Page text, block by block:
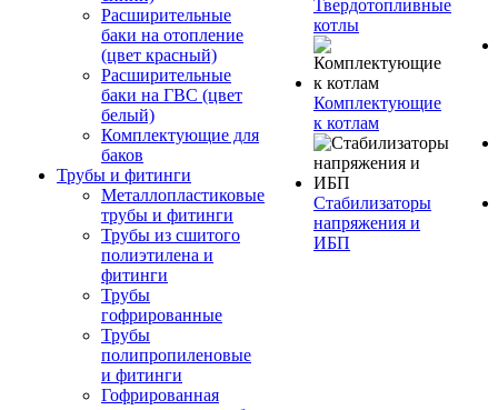
Расширительные
баки на отопление
(цвет красный)
Расширительные
баки на ГВС (цвет
белый)
Комплектующие для
баков
Трубы и фитинги
Металлопластиковые
трубы и фитинги
Трубы из сшитого
полиэтилена и
фитинги
Трубы
гофрированные
Трубы
полипропиленовые
и фитинги
Гофрированная
Твердотопливные
котлы
Комплектующие
к котлам
Стабилизаторы
напряжения и
ИБП